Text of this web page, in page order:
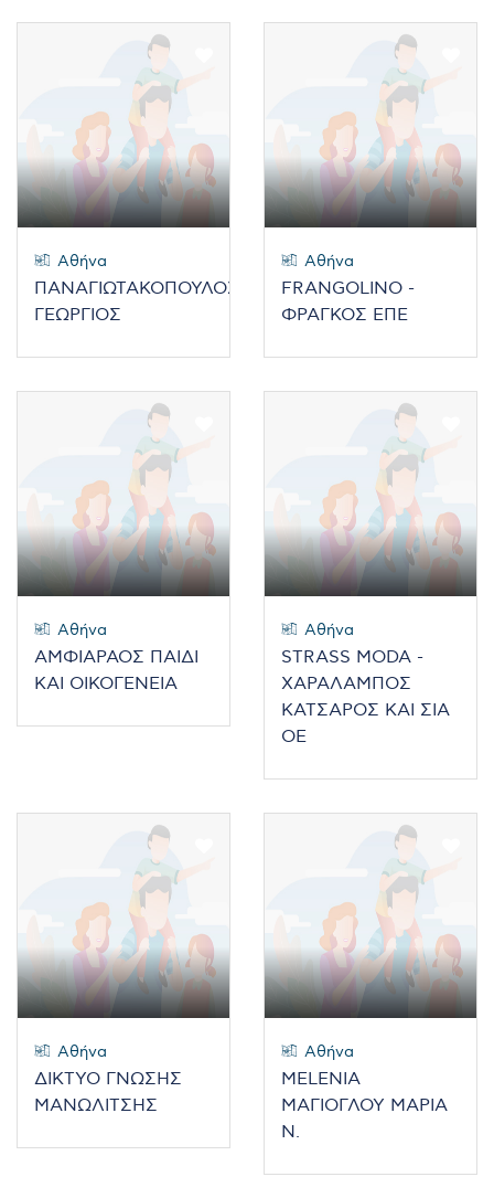
Αθήνα
ΠΑΝΑΓΙΩΤΑΚΟΠΟΥΛΟΣ
ΓΕΩΡΓΙΟΣ
Αθήνα
FRANGOLINO -
ΦΡΑΓΚΟΣ ΕΠΕ
Αθήνα
ΑΜΦΙΑΡΑΟΣ ΠΑΙΔΙ
ΚΑΙ ΟΙΚΟΓΕΝΕΙΑ
Αθήνα
STRASS MODA -
ΧΑΡΑΛΑΜΠΟΣ
ΚΑΤΣΑΡΟΣ ΚΑΙ ΣΙΑ
ΟΕ
Αθήνα
ΔΙΚΤΥΟ ΓΝΩΣΗΣ
ΜΑΝΩΛΙΤΣΗΣ
Αθήνα
MELENIA
ΜΑΓΙΟΓΛΟΥ ΜΑΡΙΑ
Ν.